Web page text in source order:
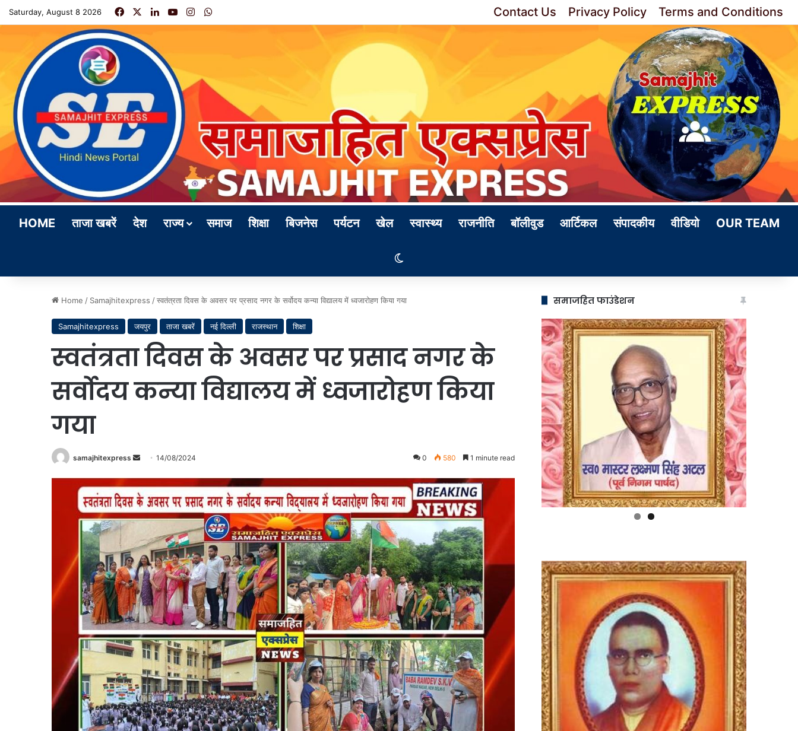
Saturday, August 8 2026 FacebookLinkedInYouTubeInstagram Contact Us Privacy Policy Terms and Conditions
HOME ताजा खबरें देश राज्य समाज शिक्षा बिजनेस पर्यटन खेल स्वास्थ्य राजनीति बॉलीवुड आर्टिकल संपादकीय वीडियो OUR TEAM
Home / Samajhitexpress /स्वतंत्रता दिवस के अवसर पर प्रसाद नगर के सर्वोदय कन्या विद्यालय में ध्वजारोहण किया गया
Samajhitexpress जयपुर ताजा खबरें नई दिल्ली राजस्थान शिक्षा
स्वतंत्रता दिवस के अवसर पर प्रसाद नगर के
सर्वोदय कन्या विद्यालय में ध्वजारोहण किया
गया
samajhitexpress
Send
email
14/08/2024 0 580 1 minute read
समाजहित फाउंडेशन